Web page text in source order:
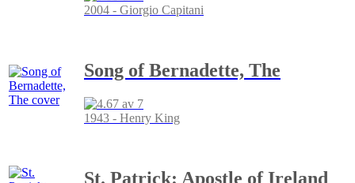
2004 - Giorgio Capitani
Song of Bernadette, The
1943 - Henry King
St. Patrick: Apostle of Ireland